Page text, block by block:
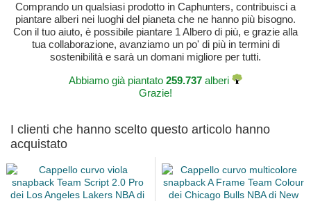
Comprando un qualsiasi prodotto in Caphunters, contribuisci a
piantare alberi nei luoghi del pianeta che ne hanno più bisogno.
Con il tuo aiuto, è possibile piantare 1 Albero di più, e grazie alla
tua collaborazione, avanziamo un po' di più in termini di
sostenibilità e sarà un domani migliore per tutti.
Abbiamo già piantato 259.737 alberi
Grazie!
I clienti che hanno scelto questo articolo hanno
acquistato